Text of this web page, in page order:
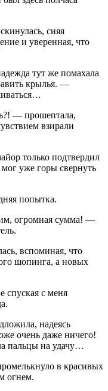
сияя
и уверенная, что
тут же помахала
крылья. —
— прошептала,
взирали
только подтвердил
уже горы свернуть
попытка.
огромная сумма! —
вспоминая, что
шопинга, а новых
с меня
надеясь
очень даже ничего!
пальцы на удачу…
в красивых
огнем.